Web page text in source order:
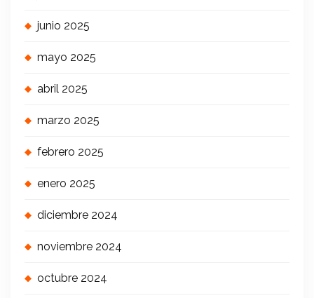
junio 2025
mayo 2025
abril 2025
marzo 2025
febrero 2025
enero 2025
diciembre 2024
noviembre 2024
octubre 2024